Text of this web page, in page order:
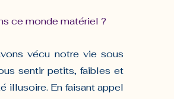
ce monde matériel ?
vécu notre vie sous
sentir petits, faibles et
illusoire. En faisant appel